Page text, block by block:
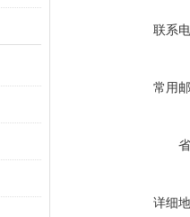
联系
常用
详细